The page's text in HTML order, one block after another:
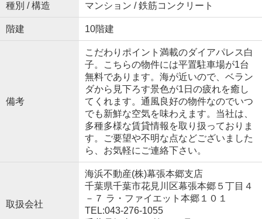
種別 / 構造 マンション / 鉄筋コンクリート
階建 10階建
備考
こだわりポイント満載のダイアパレス白
子。こちらの物件には平置駐車場が1台
無料であります。海が近いので、ベラン
ダから見下ろす景色が1日の疲れを癒し
てくれます。通風良好の物件なのでいつ
でも新鮮な空気を味わえます。当社は、
多種多様な賃貸情報を取り扱っておりま
す。ご要望や不明な点などございました
ら、お気軽にご連絡下さい。
取扱会社
海浜不動産(株)幕張本郷支店
千葉県千葉市花見川区幕張本郷５丁目４
－７ ラ・ファイエット本郷１０１
TEL:043-276-1055